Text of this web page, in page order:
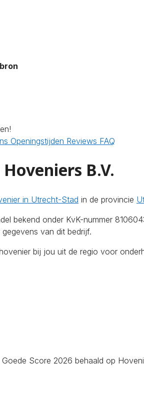
Openingstijden Reviews FAQ
B.V.
in Utrecht-Stad in de provincie
bekend onder KvK-nummer
van dit bedrijf.
bij jou uit de regio voor
Score 2026 behaald op